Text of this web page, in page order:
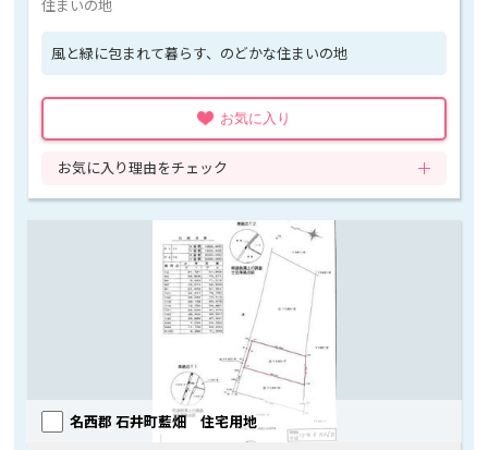
住まいの地
風と緑に包まれて暮らす、のどかな住まいの地
お気に入り
お気に入り理由をチェック
名西郡 石井町藍畑 住宅用地